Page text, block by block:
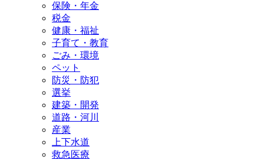
保険・年金
税金
健康・福祉
子育て・教育
ごみ・環境
ペット
防災・防犯
選挙
建築・開発
道路・河川
産業
上下水道
救急医療